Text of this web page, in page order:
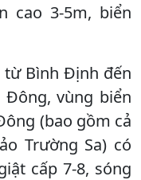
cao 3-5m, biển
từ Bình Định đến
Đông, vùng biển
(bao gồm cả
Trường Sa) có
cấp 7-8, sóng